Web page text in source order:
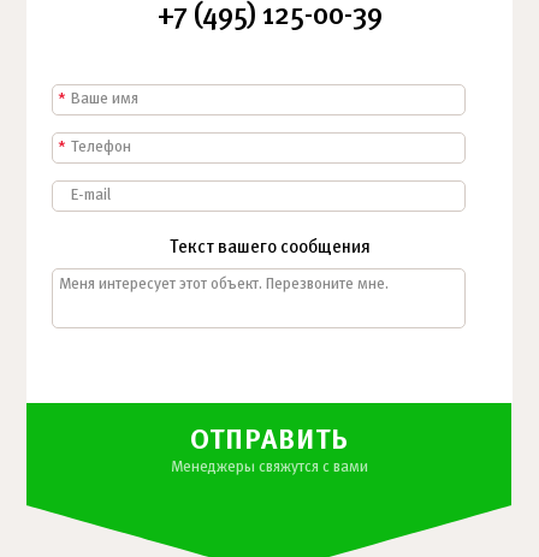
+7 (495) 125-00-39
*
*
Текст вашего сообщения
ОТПРАВИТЬ
Менеджеры свяжутся с вами